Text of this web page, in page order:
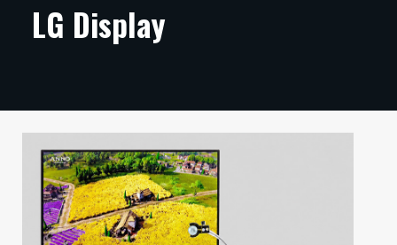
ARTIKKELIT
TECHBBS
TIETOA
HINTA.FI
KAUPPA
LG Display